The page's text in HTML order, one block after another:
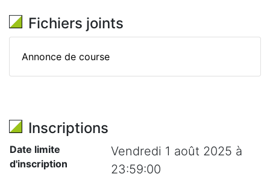
Fichiers joints
Annonce de course
Inscriptions
Date limite
d'inscription
Vendredi 1 août 2025 à
23:59:00